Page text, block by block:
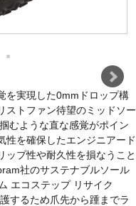
を実現した0mmドロップ構
ストファン待望のミッドソー
むような直な感覚がポイン
性を確保したエンジニアード
ップ性や耐久性を損なうこと
社のサステナブルソール
エコステップ リサイク
するため爪先から踵までラ